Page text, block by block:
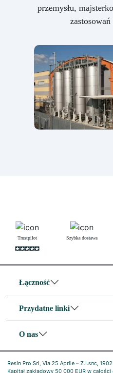
przemysłu,
Trustpilot Szybka dostawa
Łączność
Przydatne linki
O nas
Resin Pro Srl, Via 25 Aprile – Z.I.snc,
Kapitał zakładowy 50 000 EUR w